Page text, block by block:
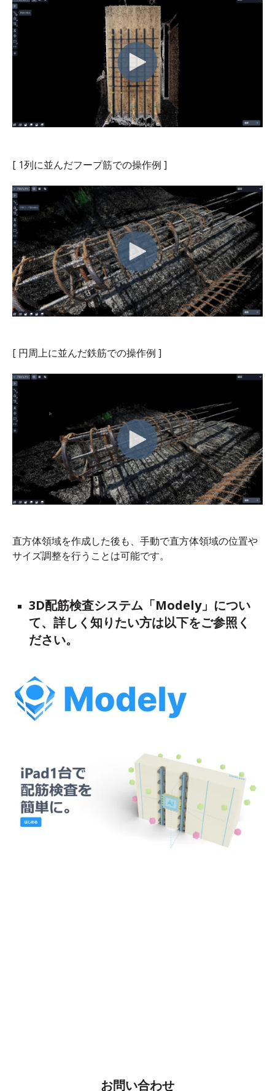
[ 1列に並んだフープ筋での操作例 ]
[ 円周上に並んだ鉄筋での操作例 ]
直方体領域を作成した後も、手動で直方体領域の位置や
サイズ調整を行うことは可能です。
3D配筋検査システム「Modely」につい
て、詳しく知りたい方は以下をご参照く
ださい。
お問い合わせ